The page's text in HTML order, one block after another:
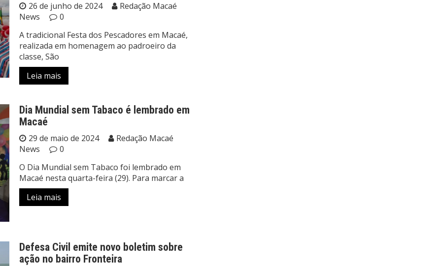
26 de junho de 2024
Redação Macaé
News
0
A tradicional Festa dos Pescadores em Macaé,
realizada em homenagem ao padroeiro da
classe, São
Leia mais
Dia Mundial sem Tabaco é lembrado em
Macaé
29 de maio de 2024
Redação Macaé
News
0
O Dia Mundial sem Tabaco foi lembrado em
Macaé nesta quarta-feira (29). Para marcar a
Leia mais
Defesa Civil emite novo boletim sobre
ação no bairro Fronteira